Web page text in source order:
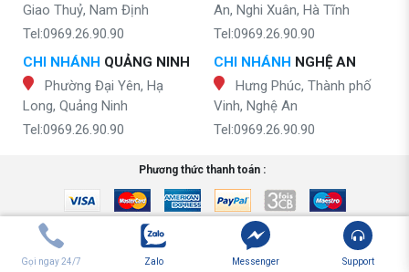
Giao Thuỷ, Nam Định
Tel:0969.26.90.90
CHI NHÁNH QUẢNG NINH
Phường Đại Yên, Hạ
Long, Quảng Ninh
Tel:0969.26.90.90
An, Nghi Xuân, Hà Tĩnh
Tel:0969.26.90.90
CHI NHÁNH NGHỆ AN
Hưng Phúc, Thành phố
Vinh, Nghệ An
Tel:0969.26.90.90
Phương thức thanh toán :
Gọi ngay 24/7 Zalo Messenger Support